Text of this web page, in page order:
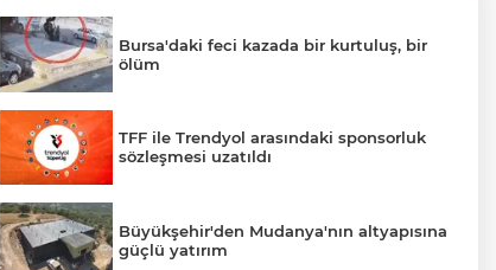
Bursa'daki feci kazada bir kurtuluş, bir
ölüm
TFF ile Trendyol arasındaki sponsorluk
sözleşmesi uzatıldı
Büyükşehir'den Mudanya'nın altyapısına
güçlü yatırım